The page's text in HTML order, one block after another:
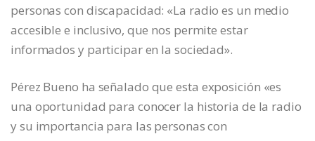
personas con discapacidad: «La radio es un medio
accesible e inclusivo, que nos permite estar
informados y participar en la sociedad».
Pérez Bueno ha señalado que esta exposición «es
una oportunidad para conocer la historia de la radio
y su importancia para las personas con